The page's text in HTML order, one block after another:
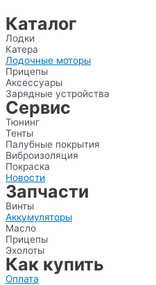
Каталог
Лодки
Катера
Лодочные моторы
Прицепы
Аксессуары
Зарядные устройства
Сервис
Тюнинг
Тенты
Палубные покрытия
Виброизоляция
Покраска
Новости
Запчасти
Винты
Аккумуляторы
Масло
Прицепы
Эхолоты
Как купить
Оплата